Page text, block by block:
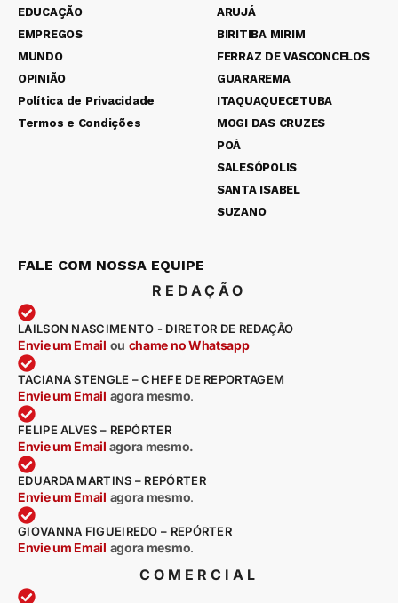
EDUCAÇÃO
EMPREGOS
MUNDO
OPINIÃO
Política de Privacidade
Termos e Condições
ARUJÁ
BIRITIBA MIRIM
FERRAZ DE VASCONCELOS
GUARAREMA
ITAQUAQUECETUBA
MOGI DAS CRUZES
POÁ
SALESÓPOLIS
SANTA ISABEL
SUZANO
FALE COM NOSSA EQUIPE
REDAÇÃO
LAILSON NASCIMENTO - DIRETOR DE REDAÇÃO
Envie um Email ou chame no Whatsapp
TACIANA STENGLE – CHEFE DE REPORTAGEM
Envie um Email agora mesmo.
FELIPE ALVES – REPÓRTER
Envie um Email agora mesmo.
EDUARDA MARTINS – REPÓRTER
Envie um Email agora mesmo.
GIOVANNA FIGUEIREDO – REPÓRTER
Envie um Email agora mesmo.
COMERCIAL